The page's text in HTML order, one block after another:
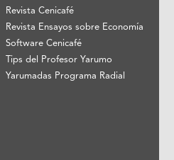
Revista Cenicafé
Revista Ensayos sobre Economía
Software Cenicafé
Tips del Profesor Yarumo
Yarumadas Programa Radial